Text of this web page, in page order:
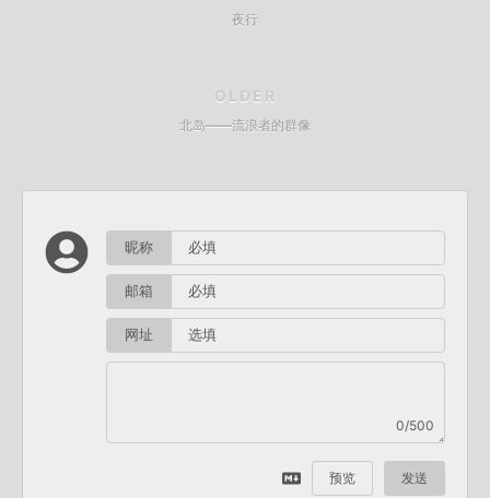
夜行
OLDER
北岛——流浪者的群像
昵称
邮箱
网址
0/500
预览 发送